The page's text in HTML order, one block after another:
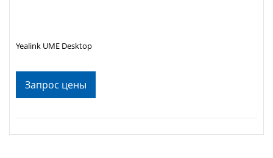
Запрос цены
Yealink UME Desktop